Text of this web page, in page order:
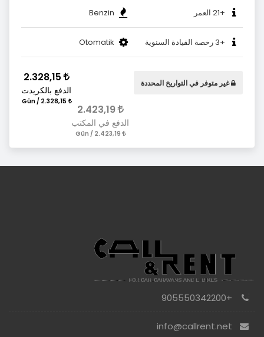
Benzin +21 العمر
Otomatik +3 رخصة القيادة السنوية
2.423,19
الدفع في المكتب
2.328,15
الدفع بالكريدت
غير متوفر في التواريخ المحددة
+905550342200